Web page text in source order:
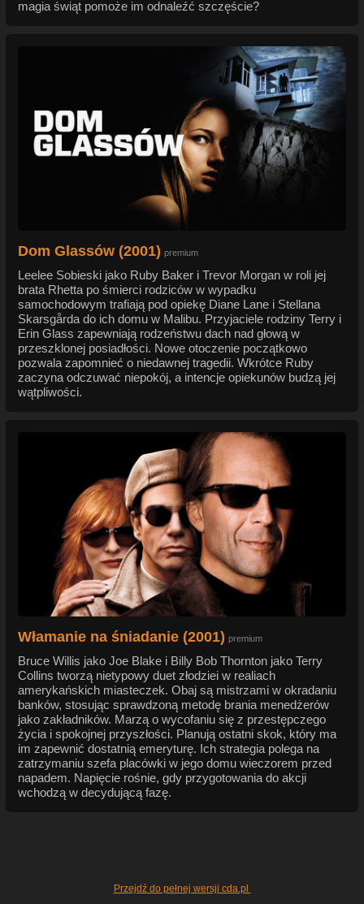
magia świąt pomoże im odnaleźć szczęście?
Dom Glassów (2001) premium
Leelee Sobieski jako Ruby Baker i Trevor Morgan w roli jej
brata Rhetta po śmierci rodziców w wypadku
samochodowym trafiają pod opiekę Diane Lane i Stellana
Skarsgårda do ich domu w Malibu. Przyjaciele rodziny Terry i
Erin Glass zapewniają rodzeństwu dach nad głową w
przeszklonej posiadłości. Nowe otoczenie początkowo
pozwala zapomnieć o niedawnej tragedii. Wkrótce Ruby
zaczyna odczuwać niepokój, a intencje opiekunów budzą jej
wątpliwości.
Włamanie na śniadanie (2001) premium
Bruce Willis jako Joe Blake i Billy Bob Thornton jako Terry
Collins tworzą nietypowy duet złodziei w realiach
amerykańskich miasteczek. Obaj są mistrzami w okradaniu
banków, stosując sprawdzoną metodę brania menedżerów
jako zakładników. Marzą o wycofaniu się z przestępczego
życia i spokojnej przyszłości. Planują ostatni skok, który ma
im zapewnić dostatnią emeryturę. Ich strategia polega na
zatrzymaniu szefa placówki w jego domu wieczorem przed
napadem. Napięcie rośnie, gdy przygotowania do akcji
wchodzą w decydującą fazę.
Przejdź do pełnej wersji cda.pl